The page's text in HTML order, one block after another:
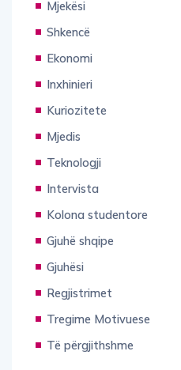
Mjekësi
Shkencë
Ekonomi
Inxhinieri
Kuriozitete
Mjedis
Teknologji
Intervista
Kolona studentore
Gjuhë shqipe
Gjuhësi
Regjistrimet
Tregime Motivuese
Të përgjithshme